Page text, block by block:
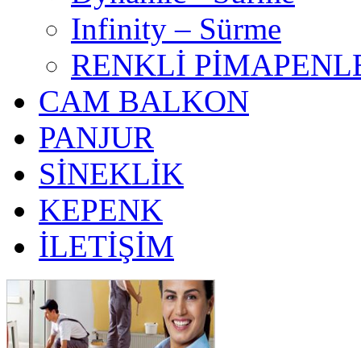
Infinity – Sürme
RENKLİ
CAM BALKON
PANJUR
SİNEKLİK
KEPENK
İLETİŞİM